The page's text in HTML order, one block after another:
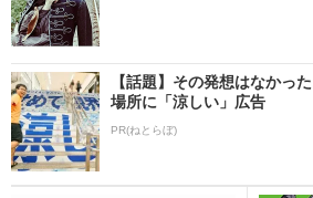
【話題】その発想はなかっ
場所に「涼しい」広告
PR(ねとらぼ)